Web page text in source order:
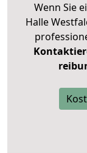
Wenn Sie
Halle